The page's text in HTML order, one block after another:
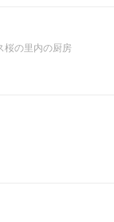
桜の里内の厨房